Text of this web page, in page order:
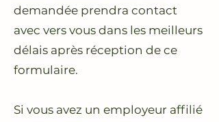
demandée prendra contact
avec vers vous dans les meilleurs
délais après réception de ce
formulaire.
Si vous avez un employeur affilié